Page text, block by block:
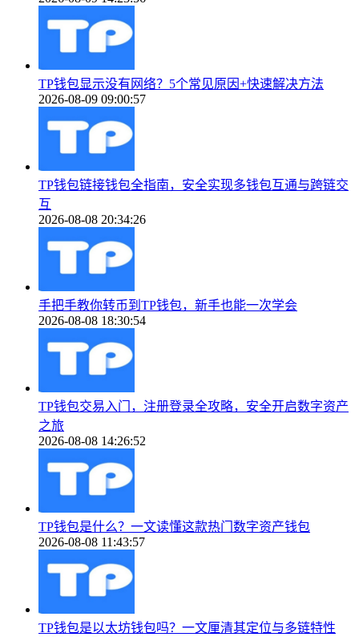
TP钱包显示没有网络？5个常见原因+快速解决方法
2026-08-09 09:00:57
TP钱包链接钱包全指南，安全实现多钱包互通与跨链交
互
2026-08-08 20:34:26
手把手教你转币到TP钱包，新手也能一次学会
2026-08-08 18:30:54
TP钱包交易入门，注册登录全攻略，安全开启数字资产
之旅
2026-08-08 14:26:52
TP钱包是什么？一文读懂这款热门数字资产钱包
2026-08-08 11:43:57
TP钱包是以太坊钱包吗？一文厘清其定位与多链特性